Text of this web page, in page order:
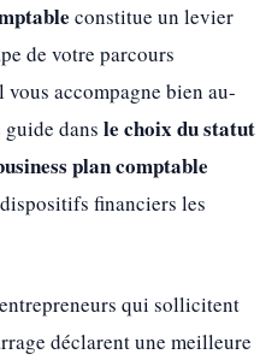
constitue un levier
de votre parcours
accompagne bien au-
dans le choix du statut
plan comptable
financiers les
qui sollicitent
déclarent une meilleure